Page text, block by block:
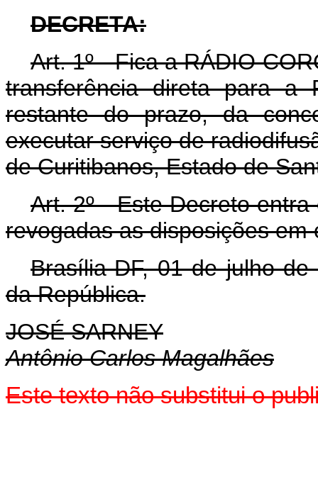
DECRETA:
Art. 1º - Fica a RÁDIO
transferência direta para a
restante do prazo, da
executar serviço de
de Curitibanos, Estado de
Art. 2º - Este Decreto
revogadas as disposições em
Brasília-DF, 01 de julho
da República.
JOSÉ SARNEY
Antônio Carlos Magalhães
Este texto não substitui o